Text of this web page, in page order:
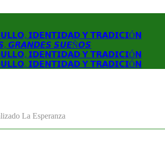
𝗜𝗗𝗘𝗡𝗧𝗜𝗗𝗔𝗗 𝗬 𝗧𝗥𝗔𝗗𝗜𝗖𝗜Ó𝗡
𝙂𝙍𝘼𝙉𝘿𝙀𝙎 𝙎𝙐𝙀Ñ𝙊𝙎
𝗜𝗗𝗘𝗡𝗧𝗜𝗗𝗔𝗗 𝗬 𝗧𝗥𝗔𝗗𝗜𝗖𝗜Ó𝗡
𝗜𝗗𝗘𝗡𝗧𝗜𝗗𝗔𝗗 𝗬 𝗧𝗥𝗔𝗗𝗜𝗖𝗜Ó𝗡
La Esperanza